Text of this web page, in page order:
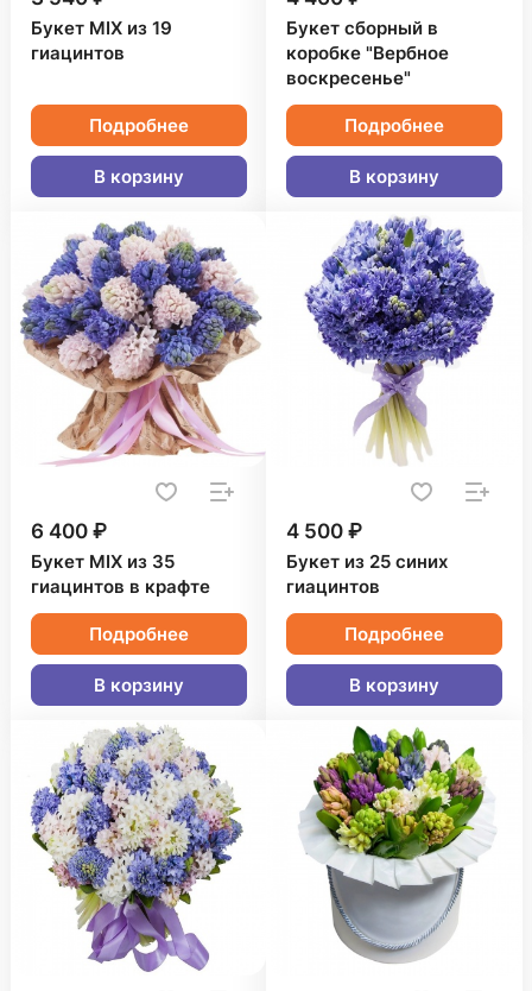
Букет MIX из 19
гиацинтов
Подробнее
В корзину
Букет сборный в
коробке "Вербное
воскресенье"
Подробнее
В корзину
6 400 ₽
Букет MIX из 35
гиацинтов в крафте
Подробнее
В корзину
4 500 ₽
Букет из 25 синих
гиацинтов
Подробнее
В корзину